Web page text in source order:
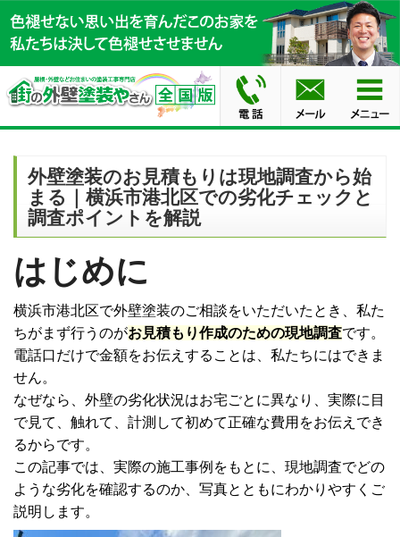
外壁塗装のお見積もりは現地調査から始
まる｜横浜市港北区での劣化チェックと
調査ポイントを解説
はじめに
横浜市港北区で外壁塗装のご相談をいただいたとき、私た
ちがまず行うのがお見積もり作成のための現地調査です。
電話口だけで金額をお伝えすることは、私たちにはできま
せん。
なぜなら、外壁の劣化状況はお宅ごとに異なり、実際に目
で見て、触れて、計測して初めて正確な費用をお伝えでき
るからです。
この記事では、実際の施工事例をもとに、現地調査でどの
ような劣化を確認するのか、写真とともにわかりやすくご
説明します。